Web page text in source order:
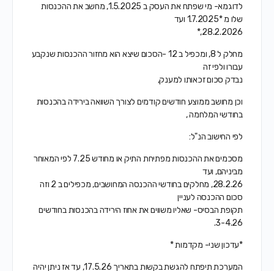
לדוגמא- מי שפתח את העסק ב 1.5.2025, מחשב את ההכנסות
שלו מ *1.7.2025 ועד
28.2.2026,*
מחלק ל 8, ומכפיל ב 12 -הסכום שיצא הוא מחזור ההכנסות שנקבע
עבורו ולפי זה
נבדק סכום זכאותו למענק,
וכן מחושב ממוצע חודשים קודמים לצורך השוואה בירידה בהכנסות
בחודשי המלחמה ,
לפי החישוב הנ"ל:
מסכמים את ההכנסות מפתיחת התיק או מחודש 7.25 לפי המאוחר
מביניהם, ועד
28.2.26, מחלקים בחודשי ההכנסה המחושבים, מכפילים ב 2 וזה
סכום ההכנסה לעניין
תקופת הבסיס- שאליו משווים את אחוז הירידה בהכנסות בחודשים
3-4.26.
*עדכון שני- מקדמות *
המערכת תיפתח להגשת בקשות בתאריך 17.5.26, עד אז ניתן יהיה